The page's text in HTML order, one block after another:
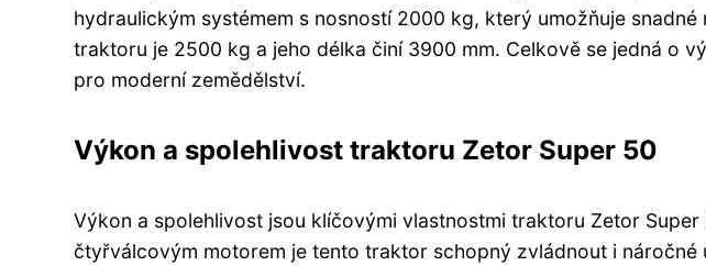
hydraulickým systémem s nosností 2000 kg, který umožňuje snadné
traktoru je 2500 kg a jeho délka činí 3900 mm. Celkově se jedná o
pro moderní zemědělství.
Výkon a spolehlivost traktoru Zetor Super 50
Výkon a spolehlivost jsou klíčovými vlastnostmi traktoru Zetor
čtyřválcovým motorem je tento traktor schopný zvládnout i náročné